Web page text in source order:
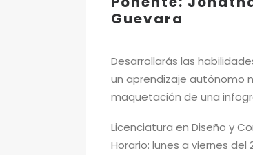
Guevara
Desarrollarás las
un aprendizaje autónomo
maquetación de una
Licenciatura en Diseño y
Horario: lunes a viernes del